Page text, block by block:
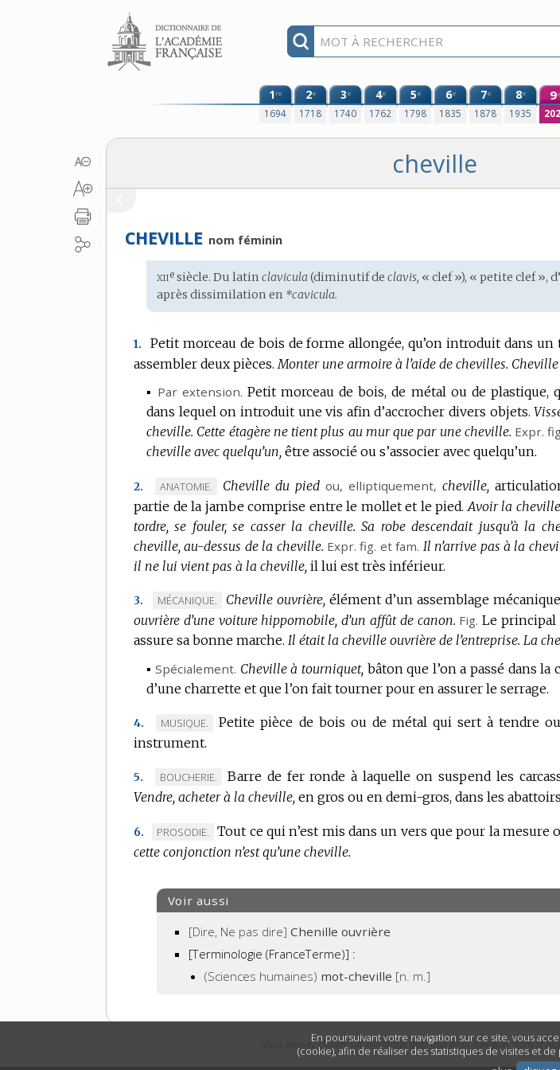
En poursuivant votre navigation sur ce site, vous
(cookie), afin de réaliser des statistiques de visites et
Aller au contenu
1re
1694
2e
1718
3e
1740
4e
1762
5e
1798
6e
1835
7e
1878
8e
1935
9e
cheville
CHEVILLE nom féminin
Étymologie
:
xiie siècle. Dulatin clavicula(diminutif declavis, « clef »), « petite clef »,
après dissimilation en *cavicula.
1.
Petit morceau de bois de forme allongée, qu’on introduit dans
assembler deux pièces. Monter une armoire à l’aide de chevilles. Cheville
▪ Par extension. Petit morceau de bois, de métal ou de plastique,
dans lequel on introduit une vis afin d’accrocher divers objets.
cheville. Cette étagère ne tient plus au mur que par une cheville. Expr.
cheville avec quelqu’un, être associé ou s’associer avec quelqu’un.
2.
MARQUE
DE
DOMAINE
:
ANATOMIE. Cheville du pied ou,elliptiquement, cheville,
partie de la jambe comprise entre le mollet et le pied. Avoir la
tordre, se fouler, se casser la cheville. Sa robe descendait jusqu’à la
cheville, au-dessus de la cheville. Expr. fig. etfam. Il n’arrive pas à la
il ne lui vient pas à la cheville, il lui est très inférieur.
3.
MARQUE
DE
DOMAINE
MÉCANIQUE. Cheville ouvrière, élément d’un assemblage
ouvrière d’une voiture hippomobile, d’un affût de canon. Fig. Le principal
assure sa bonne marche. Il était la cheville ouvrière de l’entreprise. La
▪Spécialement. Cheville à tourniquet, bâton que l’on a passé dans
d’une charrette et que l’on fait tourner pour en assurer le serrage.
4.
MARQUE
DE
:
MUSIQUE.
Petite pièce de bois ou de métal qui sert à tendre
instrument.
5.
MARQUE
DE
:
BOUCHERIE.
Barre de fer ronde à laquelle on suspend les
Vendre, acheter à la cheville, en gros ou en demi-gros, dans les
6.
MARQUE
DE
:
PROSODIE. Tout ce qui n’est mis dans un vers que pour la mesure
cette conjonction n’est qu’une cheville.
Voir aussi
[Dire, Ne pas dire]Chenille ouvrière
[Terminologie (FranceTerme)] :
(Sciences humaines) mot-cheville [n. m.]
Vous pouvez cliquer sur n’importe quel mot pour naviguer dans le